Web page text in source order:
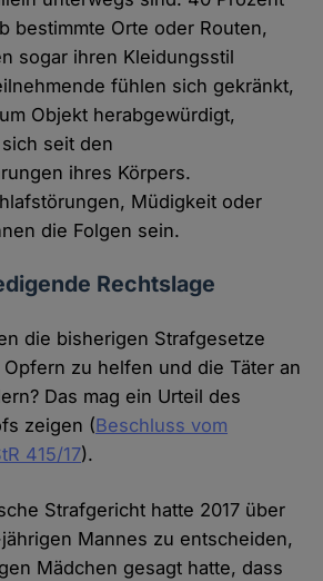
bestimmte Orte oder Routen,
sogar ihren Kleidungsstil
fühlen sich gekränkt,
Objekt herabgewürdigt,
seit den
ihres Körpers.
Müdigkeit oder
die Folgen sein.
Rechtslage
die bisherigen Strafgesetze
zu helfen und die Täter an
Das mag ein Urteil des
zeigen (Beschluss vom
415/17).
Strafgericht hatte 2017 über
Mannes zu entscheiden,
Mädchen gesagt hatte, dass